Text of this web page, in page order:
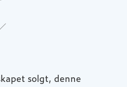
solgt, denne